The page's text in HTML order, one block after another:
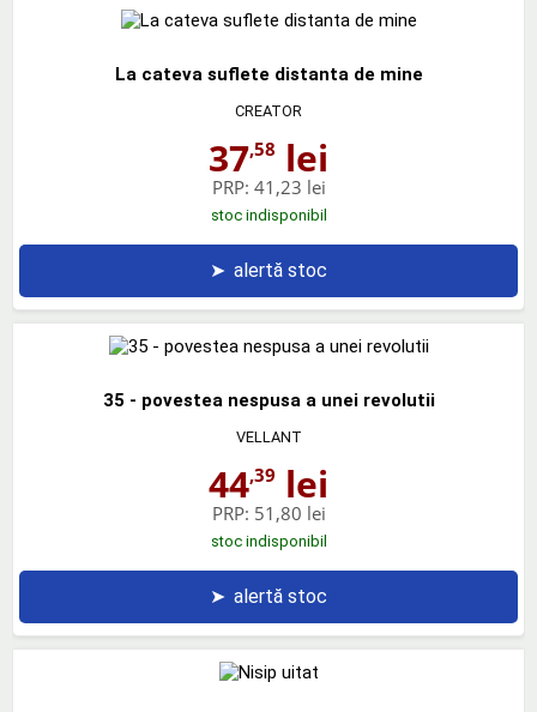
La cateva suflete distanta de mine
CREATOR
37,58 lei
PRP: 41,23 lei
stoc indisponibil
➤ alertă stoc
35 - povestea nespusa a unei revolutii
VELLANT
44,39 lei
PRP: 51,80 lei
stoc indisponibil
➤ alertă stoc